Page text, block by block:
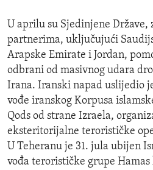
U aprilu su Sjedinjene Države,
partnerima, uključujući
Arapske Emirate i Jordan,
odbrani od masivnog udara
Irana. Iranski napad uslijedio
vođe iranskog Korpusa
Qods od strane Izraela,
eksteritorijalne terorističke
U Teheranu je 31. jula ubijen
vođa terorističke grupe